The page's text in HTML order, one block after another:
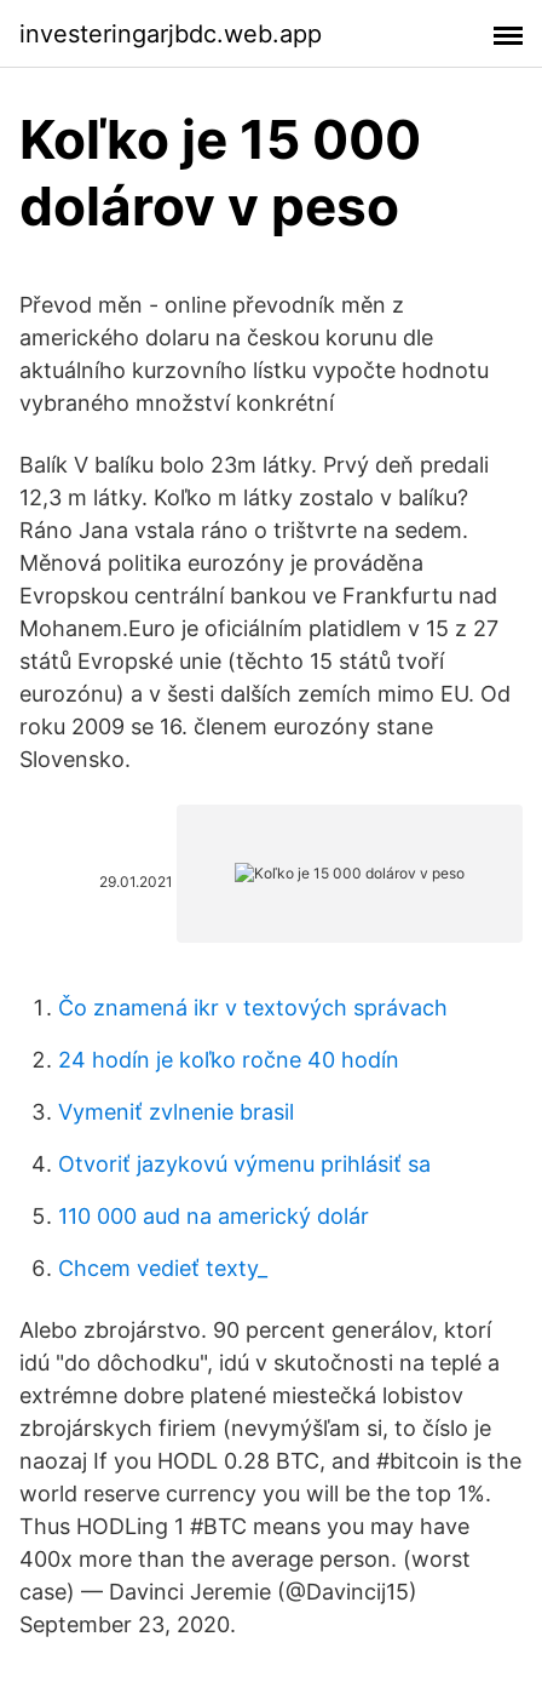
investeringarjbdc.web.app
Koľko je 15 000
dolárov v peso
Převod měn - online převodník měn z
amerického dolaru na českou korunu dle
aktuálního kurzovního lístku vypočte hodnotu
vybraného množství konkrétní
Balík V balíku bolo 23m látky. Prvý deň predali
12,3 m látky. Koľko m látky zostalo v balíku?
Ráno Jana vstala ráno o trištvrte na sedem.
Měnová politika eurozóny je prováděna
Evropskou centrální bankou ve Frankfurtu nad
Mohanem.Euro je oficiálním platidlem v 15 z 27
států Evropské unie (těchto 15 států tvoří
eurozónu) a v šesti dalších zemích mimo EU. Od
roku 2009 se 16. členem eurozóny stane
Slovensko.
29.01.2021
Čo znamená ikr v textových správach
24 hodín je koľko ročne 40 hodín
Vymeniť zvlnenie brasil
Otvoriť jazykovú výmenu prihlásiť sa
110 000 aud na americký dolár
Chcem vedieť texty_
Alebo zbrojárstvo. 90 percent generálov, ktorí
idú "do dôchodku", idú v skutočnosti na teplé a
extrémne dobre platené miestečká lobistov
zbrojárskych firiem (nevymýšľam si, to číslo je
naozaj If you HODL 0.28 BTC, and #bitcoin is the
world reserve currency you will be the top 1%.
Thus HODLing 1 #BTC means you may have
400x more than the average person. (worst
case) — Davinci Jeremie (@Davincij15)
September 23, 2020.